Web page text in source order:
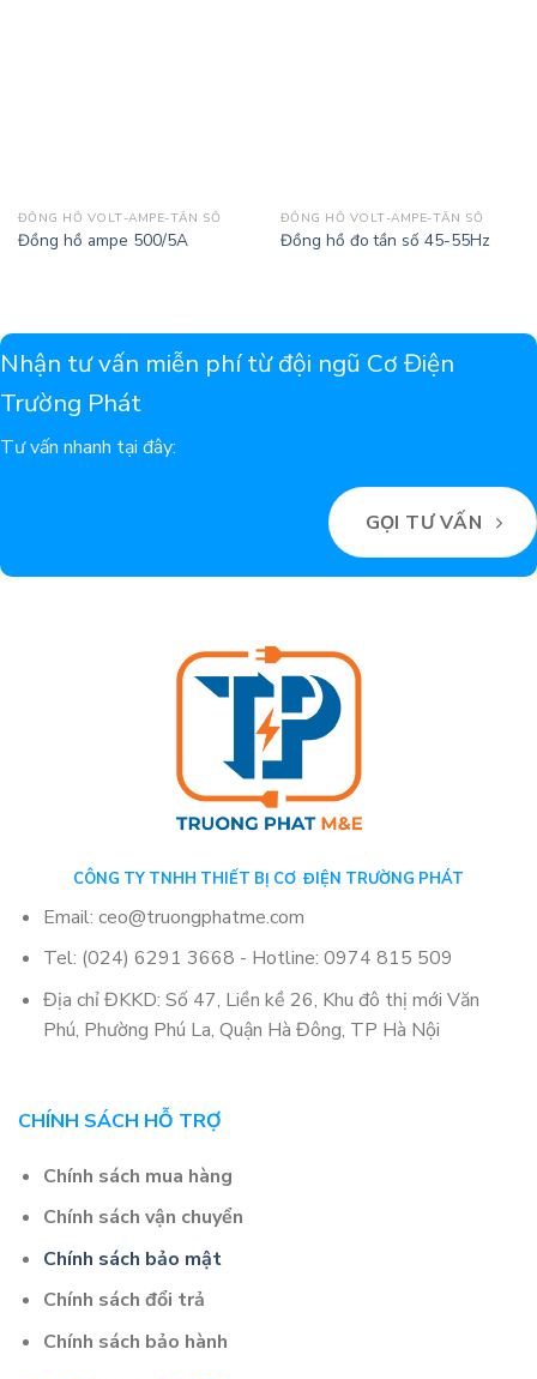
ĐỒNG HỒ VOLT-AMPE-TẦN SỐ
Đồng hồ ampe 500/5A
ĐỒNG HỒ VOLT-AMPE-TẦN SỐ
Đồng hồ đo tần số 45-55Hz
Nhận tư vấn miễn phí từ đội ngũ Cơ Điện
Trường Phát
Tư vấn nhanh tại đây:
GỌI TƯ VẤN
CÔNG TY TNHH THIẾT BỊ CƠ ĐIỆN TRƯỜNG PHÁT
Email: ceo@truongphatme.com
Tel: (024) 6291 3668 - Hotline: 0974 815 509
Địa chỉ ĐKKD: Số 47, Liền kề 26, Khu đô thị mới Văn
Phú, Phường Phú La, Quận Hà Đông, TP Hà Nội
CHÍNH SÁCH HỖ TRỢ
Chính sách mua hàng
Chính sách vận chuyển
Chính sách bảo mật
Chính sách đổi trả
Chính sách bảo hành